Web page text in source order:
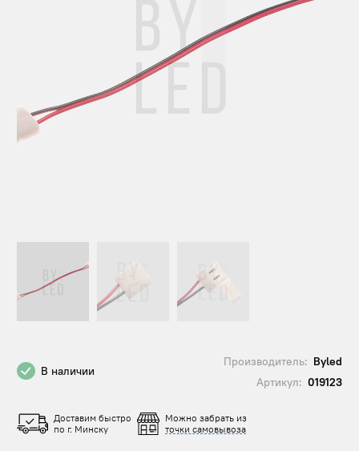
В наличии
Производитель: Byled
Артикул: 019123
Доставим быстро
по г. Минску
Можно забрать из
точки самовывоза